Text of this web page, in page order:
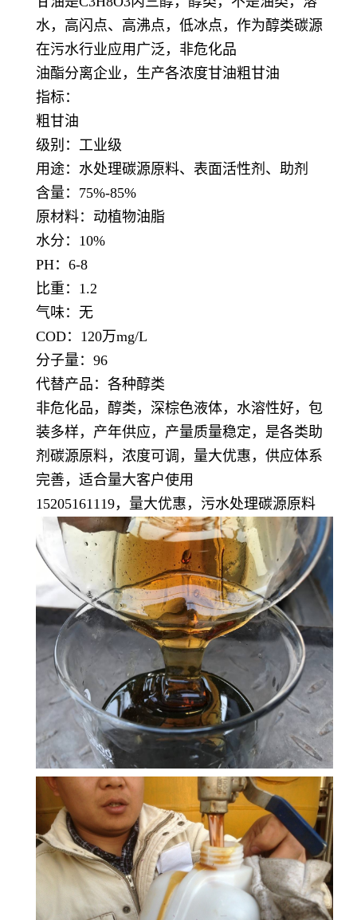
水，高闪点、高沸点，低冰点，作为醇类碳源
在污水行业应用广泛，非危化品
油酯分离企业，生产各浓度甘油粗甘油
指标：
粗甘油
级别：工业级
用途：水处理碳源原料、表面活性剂、助剂
含量：75%-85%
原材料：动植物油脂
水分：10%
PH：6-8
比重：1.2
气味：无
COD：120万mg/L
分子量：96
代替产品：各种醇类
非危化品，醇类，深棕色液体，水溶性好，包
装多样，产年供应，产量质量稳定， 是各类助
剂碳源原料，浓度可调，量大优惠，供应体系
完善，适合量大客户使用
15205161119，量大优惠，污水处理碳源原料